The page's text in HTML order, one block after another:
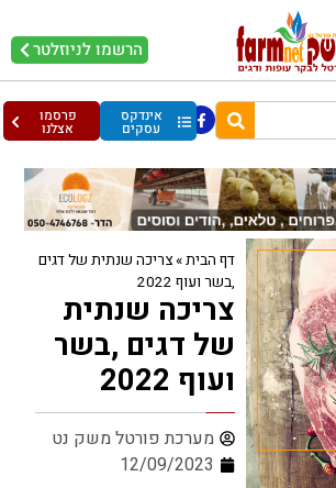
הרשמו לניוזלטר
אינדקס
עסקים
פרסמו
אצלנו
דף הבית»צריכה שנתית של דגים
,בשר ועוף 2022
צריכה שנתית
של דגים ,בשר
ועוף 2022
מערכת פורטל משק נט
12/09/2023